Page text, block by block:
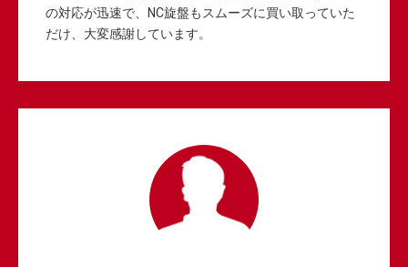
の対応が迅速で、NC旋盤もスムーズに買い取っていた
だけ、大変感謝しています。